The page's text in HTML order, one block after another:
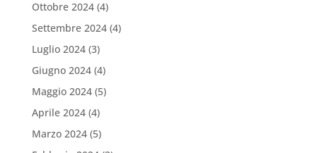
Ottobre 2024(4)
Settembre 2024(4)
Luglio 2024(3)
Giugno 2024(4)
Maggio 2024(5)
Aprile 2024(4)
Marzo 2024(5)